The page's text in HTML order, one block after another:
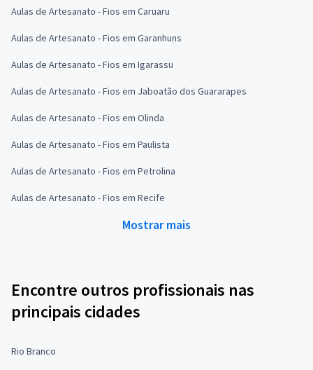
Aulas de Artesanato - Fios em Caruaru
Aulas de Artesanato - Fios em Garanhuns
Aulas de Artesanato - Fios em Igarassu
Aulas de Artesanato - Fios em Jaboatão dos Guararapes
Aulas de Artesanato - Fios em Olinda
Aulas de Artesanato - Fios em Paulista
Aulas de Artesanato - Fios em Petrolina
Aulas de Artesanato - Fios em Recife
Mostrar mais
Encontre outros profissionais nas
principais cidades
Rio Branco